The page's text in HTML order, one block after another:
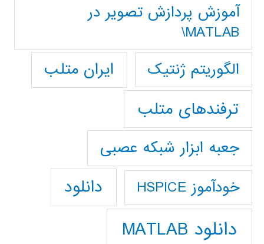
آموزش پردازش تصوير در
MATLAB\
الگوریتم ژنتیک
ایران متلب
ترفندهای متلب
جعبه ابزار شبکه عصبی
خودآموز HSPICE دانلود
دانلود MATLAB